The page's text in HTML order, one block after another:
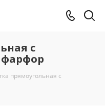
с
прямоугольная с